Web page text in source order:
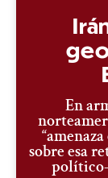
En
sobre esa